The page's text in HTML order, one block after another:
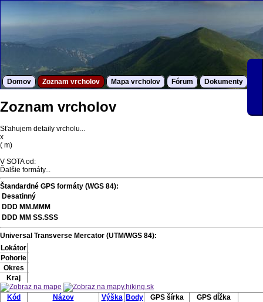
Domov Zoznam vrcholov Mapa vrcholov Fórum Dokumenty
Zoznam vrcholov
Sťahujem detaily vrcholu...
x
( m)
V SOTA od:
Ďalšie formáty...
Štandardné GPS formáty (WGS 84):
Desatinný
DDD MM.MMM
DDD MM SS.SSS
Universal Transverse Mercator (UTM/WGS 84):
Lokátor
Pohorie
Okres
Kraj
Kód Názov Výška Body GPS šírka
GPS dĺžka